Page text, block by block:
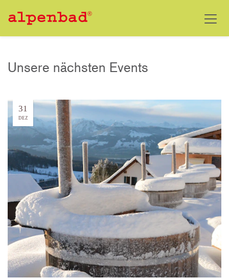
Unsere nächsten Events
31
DEZ